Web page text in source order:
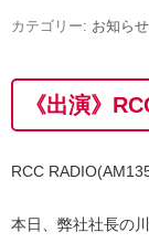
カテゴリー: お知らせ
《出演》
RCC
本日、弊社社長の